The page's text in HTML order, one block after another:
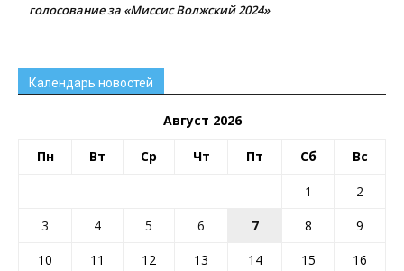
голосование за «Миссис Волжский 2024»
Календарь новостей
Август 2026
Пн Вт Ср Чт Пт Сб Вс
1
2
3
4 5 6 7 8
9
10
11 12 13 14 15
16